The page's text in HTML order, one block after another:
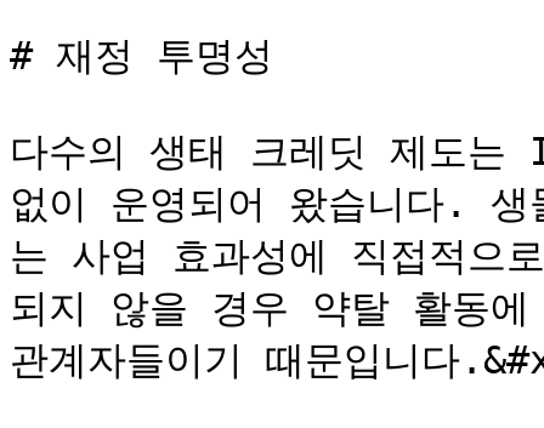
# 재정 투명성
다수의 생태 크레딧 제도
없이 운영되어 왔습니다.
는 사업 효과성에 직접적으
되지 않을 경우 약탈 활동
관계자들이기 때문입니다